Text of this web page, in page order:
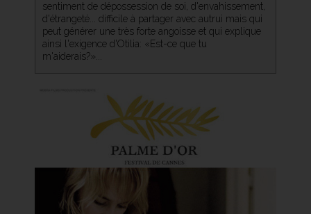
sentiment de dépossession de soi, d'envahissement,
d'étrangeté... difficile à partager avec autrui mais qui
peut générer une très forte angoisse et qui explique
ainsi l'exigence d'Otilia: «Est-ce que tu
m'aiderais?»...